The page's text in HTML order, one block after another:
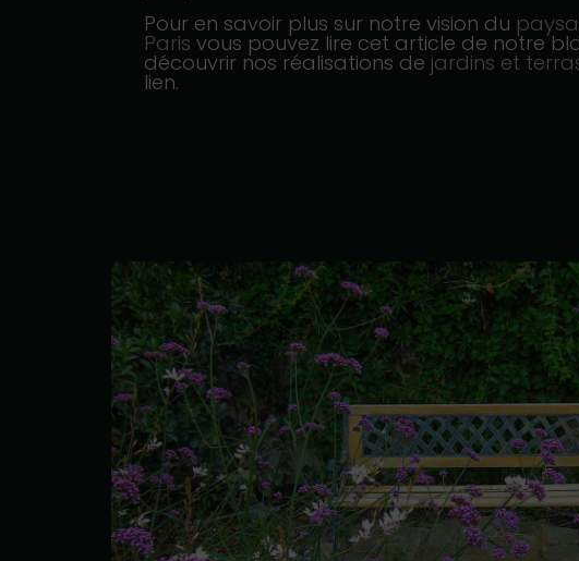
Pour en savoir plus sur notre vision du
Paris vous pouvez lire cet article de notre
découvrir nos réalisations de jardins et
lien.